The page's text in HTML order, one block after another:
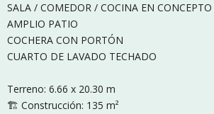
SALA / COMEDOR / COCINA EN
AMPLIO PATIO
COCHERA CON PORTÓN
CUARTO DE LAVADO TECHADO
Terreno: 6.66 x 20.30 m
🏗️ Construcción: 135 m²